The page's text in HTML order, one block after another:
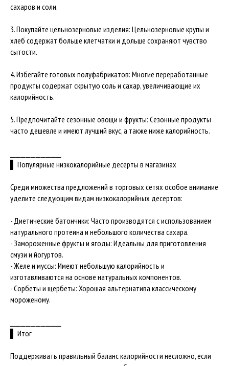
сахаров и соли.
3. Покупайте цельнозерновые изделия: Цельнозерновые крупы и
хлеб содержат больше клетчатки и дольше сохраняют чувство
сытости.
4. Избегайте готовых полуфабрикатов: Многие переработанные
продукты содержат скрытую соль и сахар, увеличивающие их
калорийность.
5. Предпочитайте сезонные овощи и фрукты: Сезонные продукты
часто дешевле и имеют лучший вкус, а также ниже калорийность.
▌ Популярные низкокалорийные десерты в магазинах
Среди множества предложений в торговых сетях особое внимание
уделите следующим видам низкокалорийных десертов:
- Диетические батончики: Часто производятся с использованием
натурального протеина и небольшого количества сахара.
- Замороженные фрукты и ягоды: Идеальны для приготовления
смузи и йогуртов.
- Желе и муссы: Имеют небольшую калорийность и
изготавливаются на основе натуральных компонентов.
- Сорбеты и щербеты: Хорошая альтернатива классическому
мороженому.
▌ Итог
Поддерживать правильный баланс калорийности несложно, если